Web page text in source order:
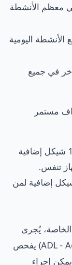
معظم الأنشطة
اليومية
في جميع
مستمر
10,421 شيكل إضافية
شيكل إضافية لمن
يُجرى
تقييم اعتماد (ADL - Activities of Daily Living) يفحص
إجراء